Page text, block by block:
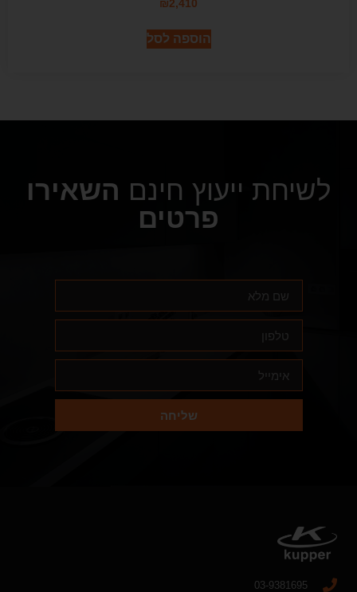
₪2,410
הוספה לסל
לשיחת ייעוץ חינם השאירו
פרטים
שליחה
03-9381695